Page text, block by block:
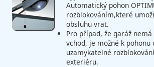
Automatický pohon
rozblokováním,které
obsluhu vrat.
Pro případ, že garáž
vchod, je možné k pohonu
uzamykatelné
exteriéru.